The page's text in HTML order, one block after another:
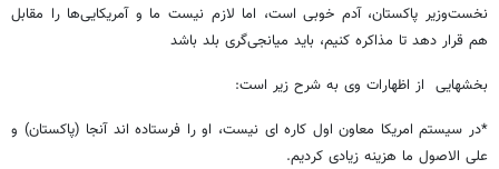
نخست‌وزیر پاکستان، آدم خوبی است، اما لازم نیست ما و آمریکایی‌ها را مقابل
هم قرار دهد تا مذاکره کنیم، باید میانجی‌گری بلد باشد
بخشهایی از اظهارات وی به شرح زیر است:
*در سیستم امریکا معاون اول کاره ای نیست، او را فرستاده اند آنجا (پاکستان) و
علی الاصول ما هزینه زیادی کردیم.